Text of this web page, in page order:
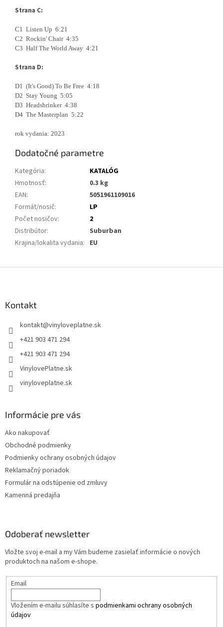
Strana C:
C1 Listen Up 6:21
C2 Rockin' Chair 4:35
C3 Half The World Away 4:21
Strana D:
D1 (It's Good) To Be Free 4:18
D2 Stay Young 5:05
D3 Headshrinker 4:38
D4 The Masterplan 5:22
rok vydania: 2023
Dodatočné parametre
Kategória:
KATALÓG
Hmotnosť:
0.3 kg
EAN:
5051961109016
Formát/nosič:
LP
Počet nosičov:
2
Distribútor:
Suburban
Krajina/lokalita vydania: EU
Kontakt
kontakt@vinyloveplatne.sk
+421 903 471 294
+421 903 471 294
VinylovePlatne.sk
vinyloveplatne.sk
Informácie pre vás
Ako nakupovať
Obchodné podmienky
Podmienky ochrany osobných údajov
Reklamačný poriadok
Formulár na odstúpenie od zmluvy
Kamenná predajňa
Odoberať newsletter
Vložte svoj e-mail a my Vám budeme zasielať informácie o nových
produktoch na našom e-shope.
Email
Vložením e-mailu súhlasíte s podmienkami ochrany osobných
údajov